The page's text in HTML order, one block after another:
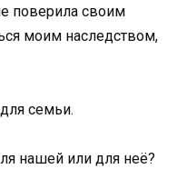
поверила своим
моим наследством,
семьи.
нашей или для неё?